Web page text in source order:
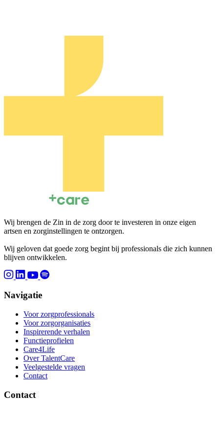
Wij brengen de Zin in de zorg door te investeren in onze eigen
artsen en zorginstellingen te ontzorgen.
Wij geloven dat goede zorg begint bij professionals die zich kunnen
blijven ontwikkelen.
Navigatie
Voor zorgprofessionals
Voor zorgorganisaties
Inspirerende verhalen
Functieprofielen
Care4Life
Over TalentCare
Veelgestelde vragen
Contact
Contact